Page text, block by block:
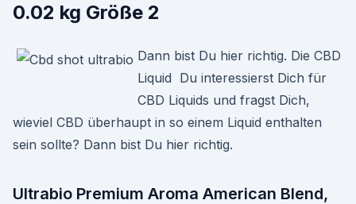
0.02 kg Größe 2
Dann bist Du hier richtig. Die CBD
Liquid Du interessierst Dich für
CBD Liquids und fragst Dich,
wieviel CBD überhaupt in so einem Liquid enthalten
sein sollte? Dann bist Du hier richtig.
Ultrabio Premium Aroma American Blend,